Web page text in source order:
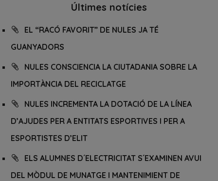
Últimes notícies
EL “RACÓ FAVORIT” DE NULES JA TÉ
GUANYADORS
NULES CONSCIENCIA LA CIUTADANIA SOBRE LA
IMPORTÀNCIA DEL RECICLATGE
NULES INCREMENTA LA DOTACIÓ DE LA LÍNEA
D’AJUDES PER A ENTITATS ESPORTIVES I PER A
ESPORTISTES D’ELIT
ELS ALUMNES D´ELECTRICITAT S´EXAMINEN AVUI
DEL MÒDUL DE MUNATGE I MANTENIMIENT DE